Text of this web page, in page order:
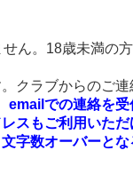
ん。18歳未満の
クラブからのご
emailでの連絡を
スもご利用いた
字数オーバーと